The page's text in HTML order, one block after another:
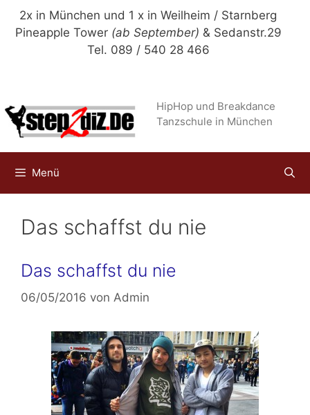
Zum
Inhalt
2x in München und 1 x in Weilheim / Starnberg
Pineapple Tower (ab September) & Sedanstr.29
Tel. 089 / 540 28 466
HipHop und Breakdance
Tanzschule in München
Menü
Das schaffst du nie
Das schaffst du nie
06/05/2016 von Admin